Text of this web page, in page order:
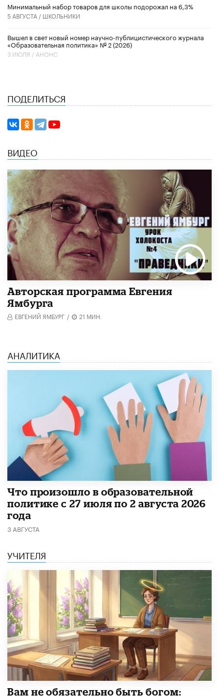
Минимальный набор товаров для школы подорожал на 6,3%
5 АВГУСТА / ШКОЛЬНИКИ
Вышел в свет новый номер научно-публицистического журнала
«Образовательная политика» № 2 (2026)
3 ИЮЛЯ / АНОНС
ПОДЕЛИТЬСЯ
ВИДЕО
Авторская программа Евгения
Ямбурга
ЕВГЕНИЙ ЯМБУРГ / 21 МИН.
АНАЛИТИКА
​Что произошло в образовательной
политике с 27 июля по 2 августа 2026
года
3 АВГУСТА
УЧИТЕЛЯ
​Вам не обязательно быть богом: